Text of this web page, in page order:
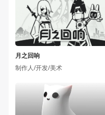
月之回响
制作人/开发/美术